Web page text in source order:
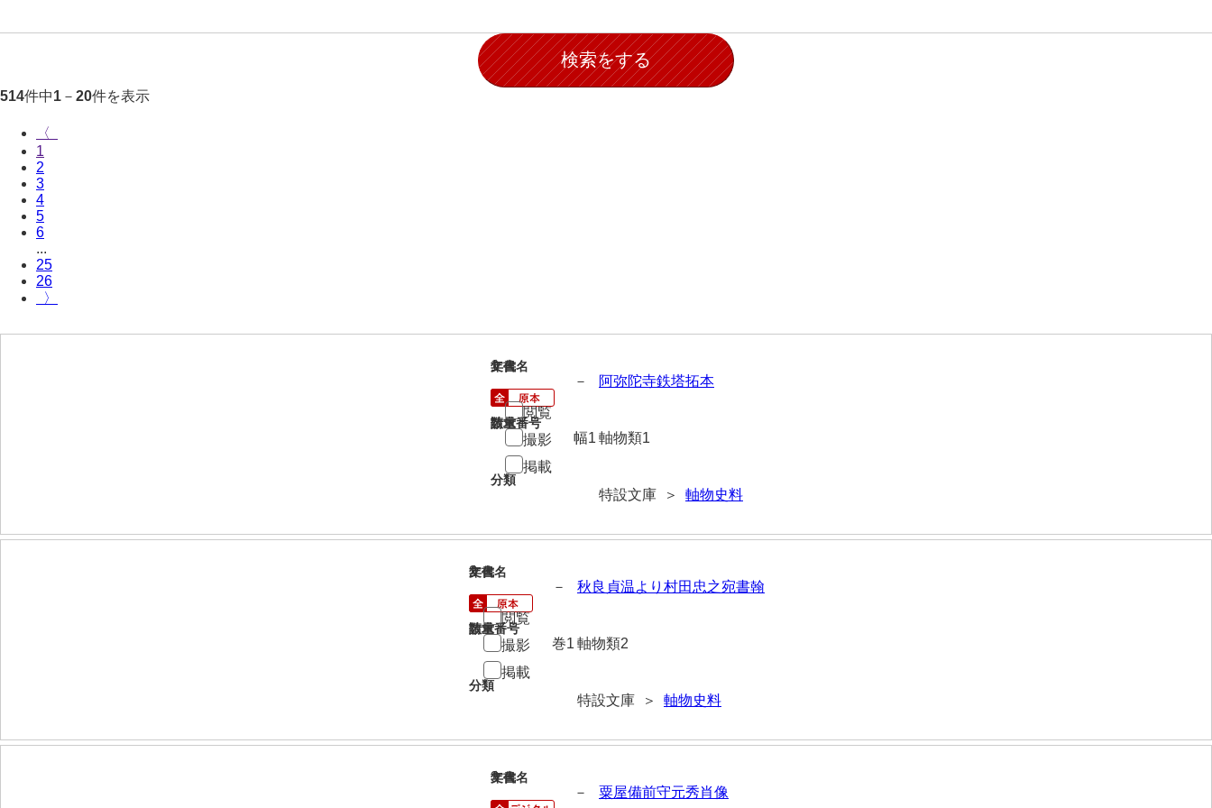
514件中1 － 20件を表示
〈
1
2
3
4
5
6
...
25
26
〉
1
文書名
阿弥陀寺鉄塔拓本
請求番号
軸物類1
分類
特設文庫 ＞ 軸物史料
年代
－
数量
幅1
閲覧
撮影
掲載
2
文書名
秋良貞温より村田忠之宛書翰
請求番号
軸物類2
分類
特設文庫 ＞ 軸物史料
年代
－
数量
巻1
閲覧
撮影
掲載
3
文書名
粟屋備前守元秀肖像
年代
－